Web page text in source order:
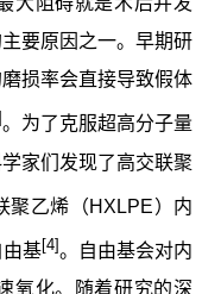
要原因之一。早期研
损率会直接导致假体
。为了克服超高分子量
家们发现了高交联聚
聚乙烯（HXLPE）内
基[4]。自由基会对内
氧化。随着研究的深